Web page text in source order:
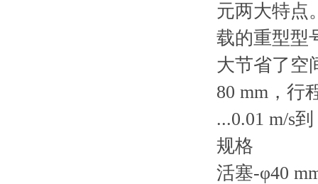
元两大特点
载的重型型
大节省了空
80 mm，行
...0.01 m/s
规格
活塞-φ40